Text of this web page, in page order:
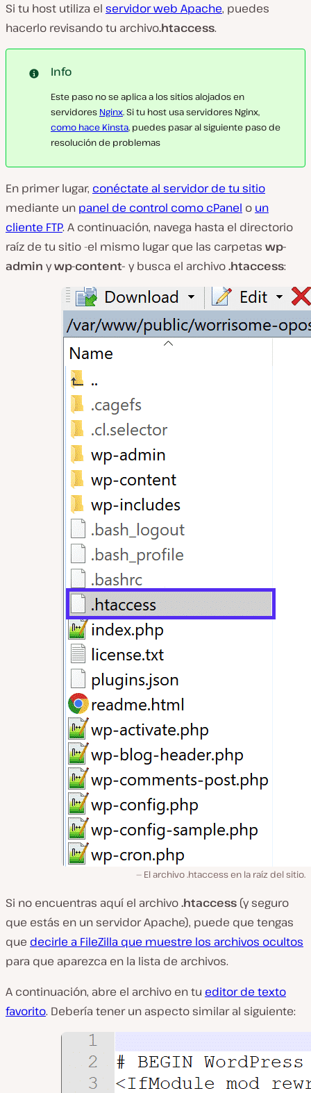
Si tu host utiliza el servidor web Apache, puedes
hacerlo revisando tu archivo.htaccess.
Info
Este paso no se aplica a los sitios alojados en
servidores Nginx. Si tu host usa servidores Nginx,
como hace Kinsta, puedes pasar al siguiente paso de
resolución de problemas
En primer lugar, conéctate al servidor de tu sitio
mediante un panel de control como cPanel o un
cliente FTP. A continuación, navega hasta el directorio
raíz de tu sitio -el mismo lugar que las carpetas wp-
admin ywp-content- y busca el archivo.htaccess:
El archivo .htaccess en la raíz del sitio.
Si no encuentras aquí el archivo.htaccess (y seguro
que estás en un servidor Apache), puede que tengas
que decirle a FileZilla que muestre los archivos ocultos
para que aparezca en la lista de archivos.
A continuación, abre el archivo en tu editor de texto
favorito. Debería tener un aspecto similar al siguiente: